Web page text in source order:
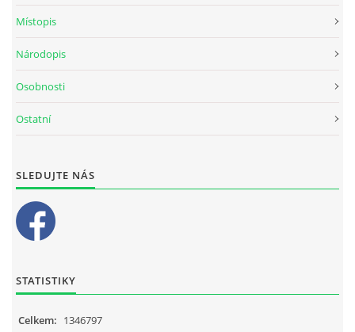
Místopis
Národopis
Osobnosti
Ostatní
SLEDUJTE NÁS
STATISTIKY
Celkem: 1346797